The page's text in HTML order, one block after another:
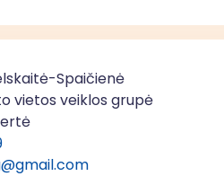
Spaičienė
vietos veiklos grupė